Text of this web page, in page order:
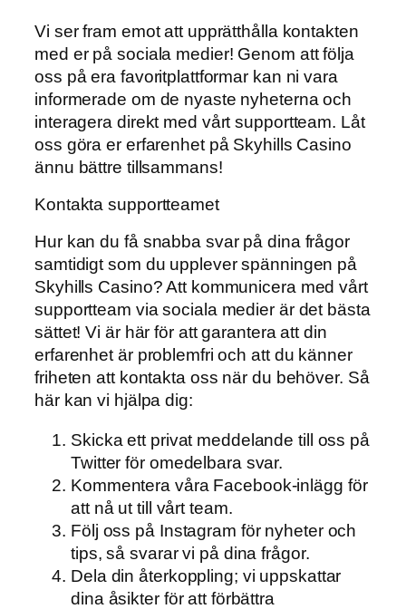
Vi ser fram emot att upprätthålla kontakten
med er på sociala medier! Genom att följa
oss på era favoritplattformar kan ni vara
informerade om de nyaste nyheterna och
interagera direkt med vårt supportteam. Låt
oss göra er erfarenhet på Skyhills Casino
ännu bättre tillsammans!
Kontakta supportteamet
Hur kan du få snabba svar på dina frågor
samtidigt som du upplever spänningen på
Skyhills Casino? Att kommunicera med vårt
supportteam via sociala medier är det bästa
sättet! Vi är här för att garantera att din
erfarenhet är problemfri och att du känner
friheten att kontakta oss när du behöver. Så
här kan vi hjälpa dig:
Skicka ett privat meddelande till oss på
Twitter för omedelbara svar.
Kommentera våra Facebook-inlägg för
att nå ut till vårt team.
Följ oss på Instagram för nyheter och
tips, så svarar vi på dina frågor.
Dela din återkoppling; vi uppskattar
dina åsikter för att förbättra